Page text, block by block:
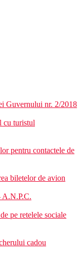
Guvernului nr. 2/2018
cu turistul
pentru contactele de
biletelor de avion
pe retelele sociale
cadou